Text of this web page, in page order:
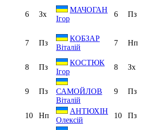
6 Зх
МАЧОГАН
Ігор
6 Пз
7 Пз
КОБЗАР
Віталій
7 Нп
8
Пз
КОСТЮК
Ігор
8 Зх
9 Пз
САМОЙЛОВ
Віталій
9 Пз
10
Нп
АНТЮХІН
Олексій
10 Пз